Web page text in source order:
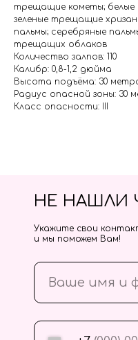
трещащие кометы; белые
зеленые трещащие
пальмы; серебряные
трещащих облаков
Количество залпов: 110
Калибр: 0,8-1,2 дюйма
Высота подъёма: 30
Радиус опасной зоны: 30
Класс опасности: III
НЕ НАШЛИ
Укажите свои
и мы поможем Вам!